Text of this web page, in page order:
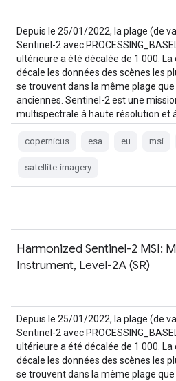
Depuis le 25/01/2022, la plage (de
Sentinel-2 avec
ultérieure a été décalée de 1 000. La
décale les données des scènes les
se trouvent dans la même plage
anciennes. Sentinel-2 est une
multispectrale à haute résolution et
copernicus esa eu msi
satellite-imagery
Harmonized Sentinel-2 MSI:
Instrument, Level-2A (SR)
Depuis le 25/01/2022, la plage (de
Sentinel-2 avec
ultérieure a été décalée de 1 000. La
décale les données des scènes les
se trouvent dans la même plage